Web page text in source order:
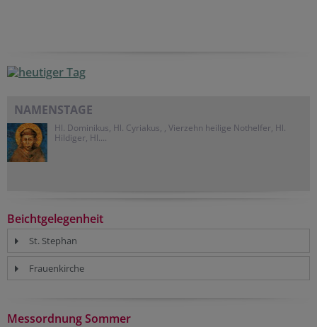
NAMENSTAGE
Hl. Dominikus, Hl. Cyriakus, , Vierzehn heilige Nothelfer, Hl.
Hildiger, Hl....
Beichtgelegenheit
St. Stephan
Frauenkirche
Messordnung Sommer